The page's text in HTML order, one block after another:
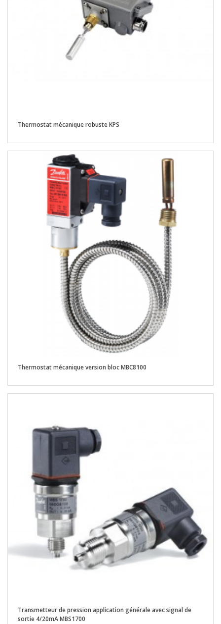
Thermostat mécanique robuste KPS
Thermostat mécanique version bloc MBC8100
Transmetteur de pression application générale avec signal de
sortie 4/20mA MBS1700